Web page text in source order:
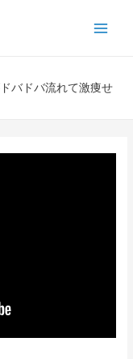
バドバ流れて激痩せ